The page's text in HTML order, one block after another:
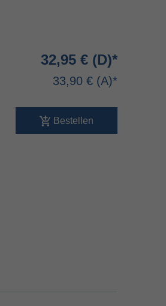
32,95 €
33,90 €
Bestellen